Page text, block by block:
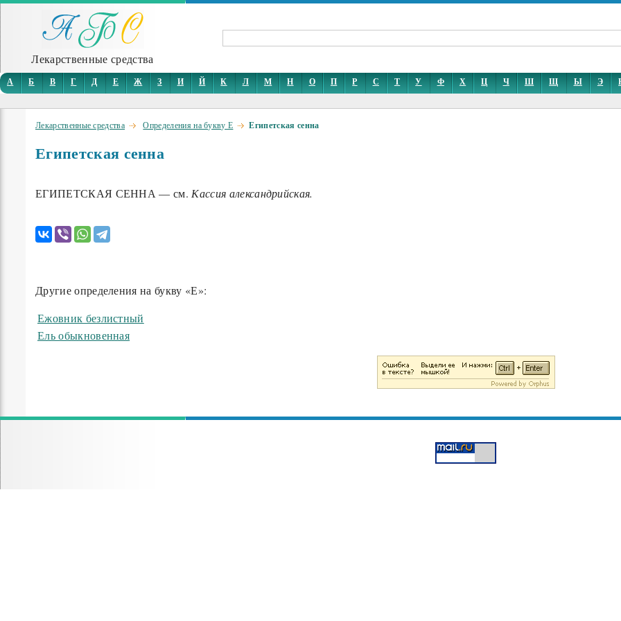
Лекарственные средства
А Б В Г Д Е Ж З И Й К Л М Н О П Р С Т У Ф Х Ц Ч Ш Щ Ы Э
Лекарственные средства Определения на букву Е Египетская сенна
Египетская сенна
ЕГИПЕТСКАЯ СЕННА — см. Кассия александрийская.
Другие определения на букву «Е»:
Ежовник безлистный
Ель обыкновенная